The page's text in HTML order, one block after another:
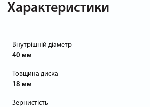
Характеристики
Внутрішній діаметр
40 мм
Товщина диска
18 мм
Зернистість